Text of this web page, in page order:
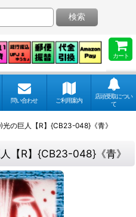
カート
検索
問い合わせ ご利用案内
店頭受取につい
て
光の巨人【R】{CB23-048}《青》
【R】{CB23-048}《青》